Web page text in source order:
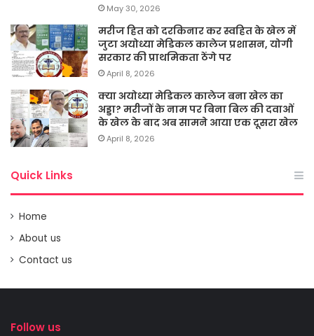
May 30, 2026
मरीज हित को दरकिनार कर स्वहित के खेल में
जुटा अयोध्या मेडिकल कालेज प्रशासन, योगी
सरकार की प्राथमिकता ठेंगे पर
April 8, 2026
क्या अयोध्या मेडिकल कालेज बना खेल का
अड्डा? मरीजों के नाम पर बिना बिल की दवाओं
के खेल के बाद अब सामने आया एक दूसरा खेल
April 8, 2026
Quick Links
Home
About us
Contact us
Follow us